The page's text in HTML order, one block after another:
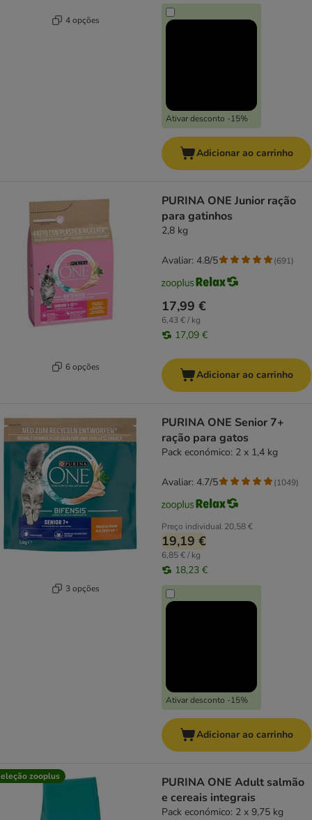
4 opções
Ativar desconto -15%
Adicionar ao carrinho
6 opções
PURINA ONE Junior ração
para gatinhos
2,8 kg
17,99 €
6,43 € / kg
17,09 €
Avaliar: 4.8/5 (691)
Adicionar ao carrinho
3 opções
PURINA ONE Senior 7+
ração para gatos
Pack económico: 2 x 1,4 kg
Preço individual 20,58 €
19,19 €
6,85 € / kg
18,23 €
Ativar desconto -15%
Avaliar: 4.7/5 (1049)
Adicionar ao carrinho
zooplus
PURINA ONE Adult salmão
e cereais integrais
Pack económico: 2 x 9,75 kg